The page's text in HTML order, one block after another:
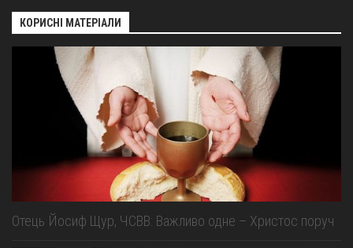
КОРИСНІ МАТЕРІАЛИ
Отець Йосиф Щур, ЧСВВ: Важливо одне – Христос поруч